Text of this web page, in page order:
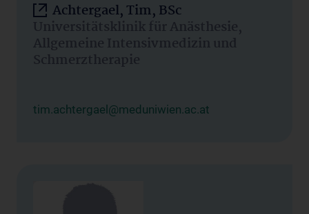
Achtergael, Tim, BSc
Universitätsklinik für Anästhesie,
Allgemeine Intensivmedizin und
Schmerztherapie
tim.achtergael@meduniwien.ac.at